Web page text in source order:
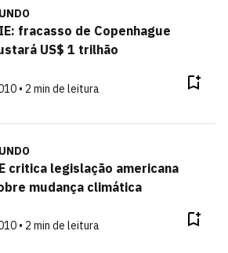
fracasso de Copenhague
US$ 1 trilhão
• 2 min de leitura
critica legislação americana
mudança climática
• 2 min de leitura